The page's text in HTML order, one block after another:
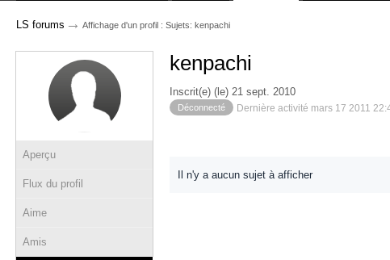
LS forums → Affichage d'un profil : Sujets: kenpachi
Aperçu
Flux du profil
Aime
Amis
kenpachi
Inscrit(e) (le) 21 sept. 2010
Déconnecté Dernière activité mars 17 2011
Il n'y a aucun sujet à afficher